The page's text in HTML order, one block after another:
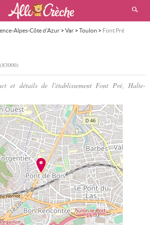
Alpes-Côte d'Azur> Var> Toulon > Font Pré
(83000)
et détails de l'établissement Font Pré, Halte-